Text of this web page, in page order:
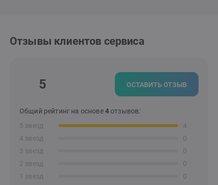
Отзывы клиентов сервиса
5 ОСТАВИТЬ ОТЗЫВ
Общий рейтинг на основе4отзывов:
5 звезд
4
4 звезд
0
3 звезд
0
2 звезд
0
1 звезд
0